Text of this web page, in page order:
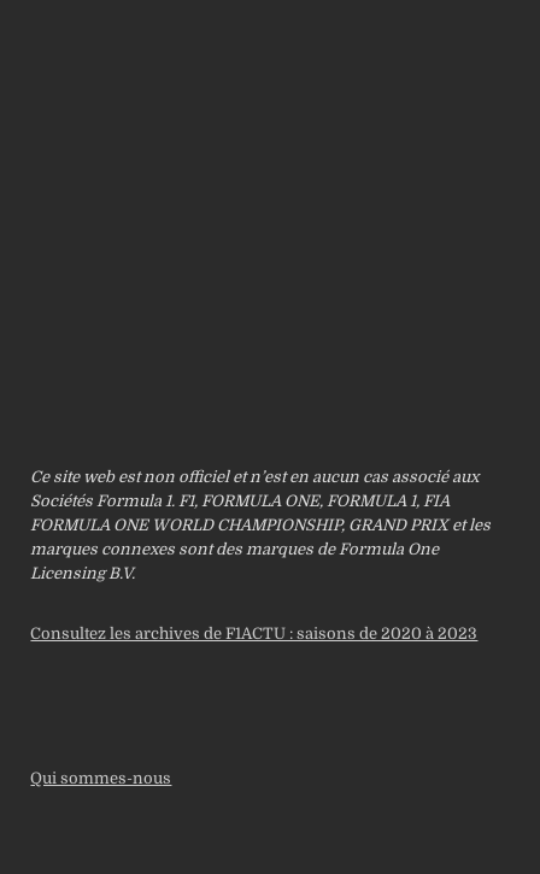
Ce site web est non officiel et n’est en aucun cas associé aux
Sociétés Formula 1. F1, FORMULA ONE, FORMULA 1, FIA
FORMULA ONE WORLD CHAMPIONSHIP, GRAND PRIX et les
marques connexes sont des marques de Formula One
Licensing B.V.
Consultez les archives de F1ACTU : saisons de 2020 à 2023
Qui sommes-nous